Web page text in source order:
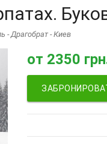
- Драгобрат - Киев
от 2350